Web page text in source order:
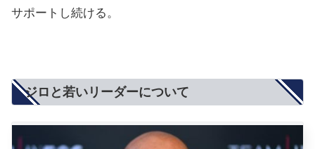
サポートし続ける。
ジロと若いリーダーについて